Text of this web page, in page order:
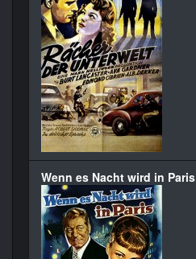
Wenn es Nacht wird in Paris